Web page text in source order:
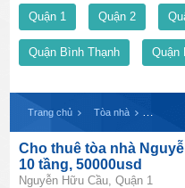
Quận 1 Quận 2
Quận Bình Thạnh Quận
Trang chủ Tòa nhà
Cho thuê tòa nhà
10 tầng, 50000usd
Nguyễn Hữu Cầu, Quận 1